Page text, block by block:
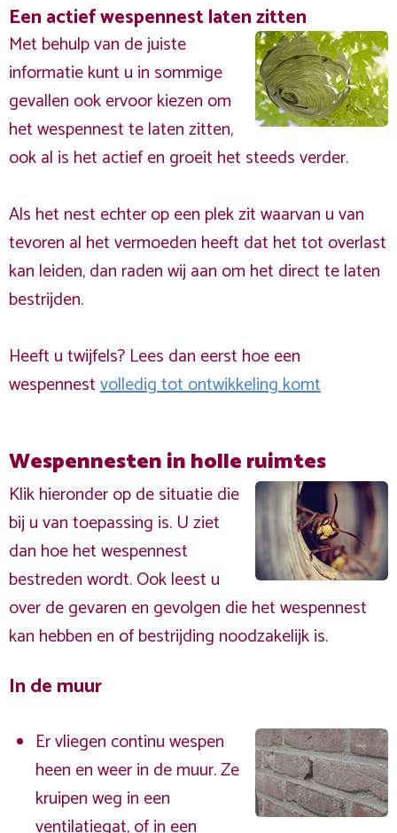
Een actief wespennest laten zitten
Met behulp van de juiste
informatie kunt u in sommige
gevallen ook ervoor kiezen om
het wespennest te laten zitten,
ook al is het actief en groeit het steeds verder.
Als het nest echter op een plek zit waarvan u van
tevoren al het vermoeden heeft dat het tot overlast
kan leiden, dan raden wij aan om het direct te laten
bestrijden.
Heeft u twijfels? Lees dan eerst hoe een
wespennestvolledig tot ontwikkeling komt
Wespennesten in holle ruimtes
Klik hieronder op de situatie die
bij u van toepassing is. U ziet
dan hoe het wespennest
bestreden wordt. Ook leest u
over de gevaren en gevolgen die het wespennest
kan hebben en of bestrijding noodzakelijk is.
In de muur
Er vliegen continu wespen
heen en weer in de muur. Ze
kruipen weg in een